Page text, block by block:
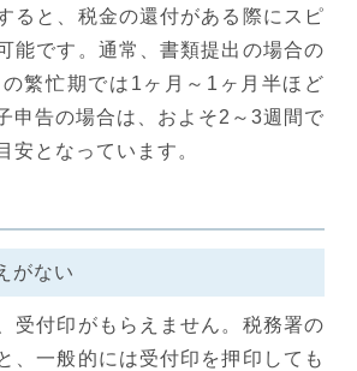
ると、税金の還付がある際にスピ
能です。通常、書類提出の場合の
繁忙期では1ヶ月～1ヶ月半ほど
申告の場合は、およそ2～3週間で
安となっています。
がない
受付印がもらえません。税務署の
、一般的には受付印を押印しても